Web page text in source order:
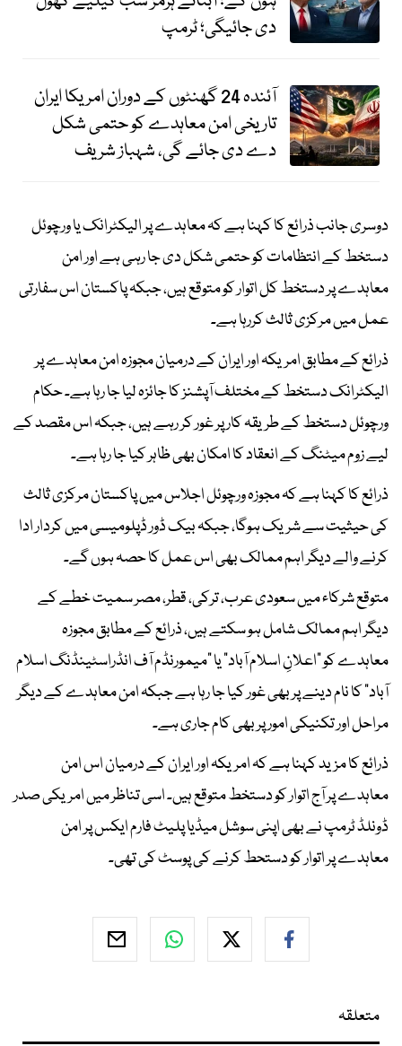
دی جائیگی؛ ٹرمپ
آئندہ 24 گھنٹوں کے دوران امریکا ایران
تاریخی امن معاہدے کو حتمی شکل
دے دی جائے گی، شہباز شریف
دوسری جانب ذرائع کا کہنا ہے کہ معاہدے پر الیکٹرانک یا ورچوئل
دستخط کے انتظامات کو حتمی شکل دی جا رہی ہے اور امن
معاہدے پر دستخط کل اتوار کو متوقع ہیں، جبکہ پاکستان اس سفارتی
عمل میں مرکزی ثالث کررہا ہے۔
ذرائع کے مطابق امریکہ اور ایران کے درمیان مجوزہ امن معاہدے پر
الیکٹرانک دستخط کے مختلف آپشنز کا جائزہ لیا جا رہا ہے۔ حکام
ورچوئل دستخط کے طریقہ کار پر غور کر رہے ہیں، جبکہ اس مقصد کے
لیے زوم میٹنگ کے انعقاد کا امکان بھی ظاہر کیا جا رہا ہے۔
ذرائع کا کہنا ہے کہ مجوزہ ورچوئل اجلاس میں پاکستان مرکزی ثالث
کی حیثیت سے شریک ہوگا، جبکہ بیک ڈور ڈپلومیسی میں کردار ادا
کرنے والے دیگر اہم ممالک بھی اس عمل کا حصہ ہوں گے۔
متوقع شرکاء میں سعودی عرب، ترکی، قطر، مصر سمیت خطے کے
دیگر اہم ممالک شامل ہو سکتے ہیں، ذرائع کے مطابق مجوزہ
معاہدے کو "اعلانِ اسلام آباد" یا "میمورنڈم آف انڈراسٹینڈنگ اسلام
آباد" کا نام دینے پر بھی غور کیا جا رہا ہے جبکہ امن معاہدے کے دیگر
مراحل اور تکنیکی امور پر بھی کام جاری ہے۔
ذرائع کا مزید کہنا ہے کہ امریکہ اور ایران کے درمیان اس امن
معاہدے پر آج اتوار کو دستخط متوقع ہیں۔ اسی تناظر میں امریکی صدر
ڈونلڈ ٹرمپ نے بھی اپنی سوشل میڈیا پلیٹ فارم ایکس پر امن
معاہدے پر اتوار کو دستحط کرنے کی پوسٹ کی تھی۔
متعلقہ